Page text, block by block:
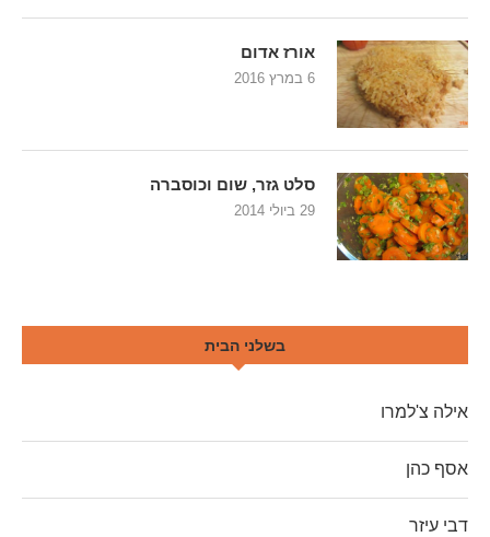
אורז אדום
6 במרץ 2016
סלט גזר, שום וכוסברה
29 ביולי 2014
בשלני הבית
אילה צ'למרו
אסף כהן
דבי עיזר